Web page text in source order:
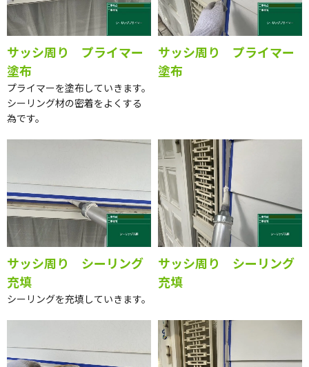
サッシ周り プライマー
塗布
プライマーを塗布していきます。
シーリング材の密着をよくする
為です。
サッシ周り プライマー
塗布
サッシ周り シーリング
充填
シーリングを充填していきます。
サッシ周り シーリング
充填